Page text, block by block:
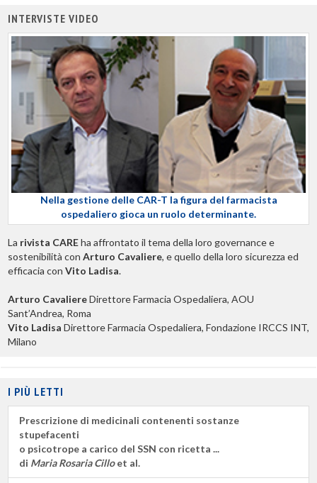
INTERVISTE VIDEO
Nella gestione delle CAR-T la figura del farmacista
ospedaliero gioca un ruolo determinante.
La rivista CAREha affrontato il tema della loro governance e
sostenibilità con Arturo Cavaliere, e quello della loro sicurezza ed
efficacia con Vito Ladisa.
Arturo CavaliereDirettore Farmacia Ospedaliera, AOU
Sant’Andrea, Roma
Vito Ladisa Direttore Farmacia Ospedaliera, Fondazione IRCCS INT,
Milano
I PIÙ LETTI
Prescrizione di medicinali contenenti sostanze
stupefacenti
o psicotrope a carico del SSN con ricetta ...
di Maria Rosaria Cilloet al.